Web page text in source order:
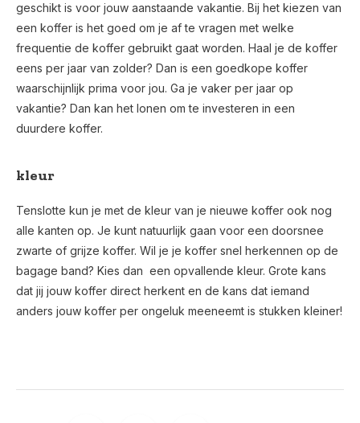
geschikt is voor jouw aanstaande vakantie. Bij het kiezen van
een koffer is het goed om je af te vragen met welke
frequentie de koffer gebruikt gaat worden. Haal je de koffer
eens per jaar van zolder? Dan is een goedkope koffer
waarschijnlijk prima voor jou. Ga je vaker per jaar op
vakantie? Dan kan het lonen om te investeren in een
duurdere koffer.
kleur
Tenslotte kun je met de kleur van je nieuwe koffer ook nog
alle kanten op. Je kunt natuurlijk gaan voor een doorsnee
zwarte of grijze koffer. Wil je je koffer snel herkennen op de
bagage band? Kies dan een opvallende kleur. Grote kans
dat jij jouw koffer direct herkent en de kans dat iemand
anders jouw koffer per ongeluk meeneemt is stukken kleiner!